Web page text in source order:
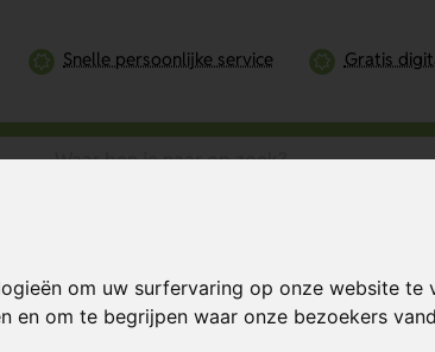
om uw surfervaring op onze website te
om te begrijpen waar onze bezoekers
Snelle persoonlijke service Gratis
Bereken mijn